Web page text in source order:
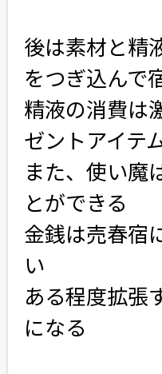
後は素材と精
をつぎ込んで
精液の消費は
ゼントアイテ
また、使い魔
とができる
金銭は売春宿
い
ある程度拡張
になる